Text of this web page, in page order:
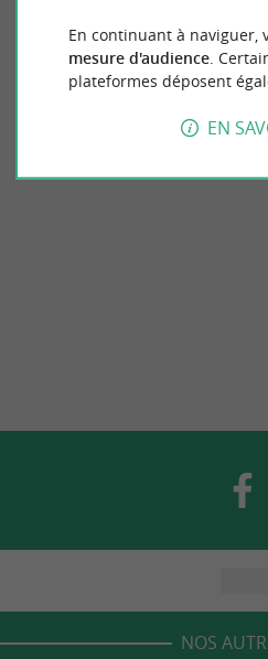
NOS
En continuant à naviguer,
mesure d'audience.
plateformes déposent
EN